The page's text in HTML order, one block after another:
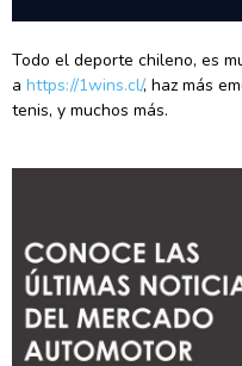
Todo el deporte chileno, es
a https://1wins.cl/, haz más
tenis, y muchos más.